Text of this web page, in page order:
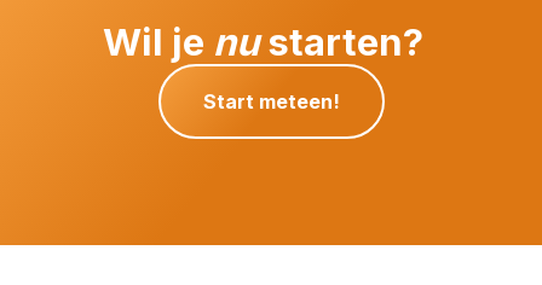
Wil je nustarten?
Start meteen!